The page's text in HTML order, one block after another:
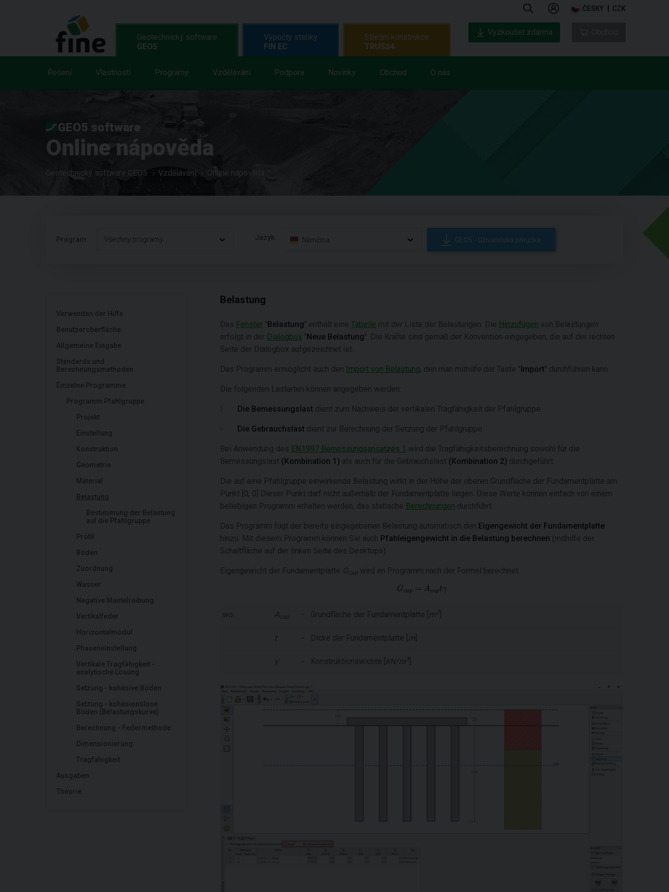
ČESKY CZK
Geotechnický software
GEO5
Řešení Vlastnosti Programy Vzdělávání Podpora Novinky Obchod O nás
Výpočty statiky
FIN EC
Střešní konstrukce
TRUSS4
Vyzkoušet zdarma
GEO5 software
Online nápověda
Geotechnický software GEO5 Vzdělávání Online nápověda
Program: Všechny programy Jazyk: Němčina GEO5 - Uživatelská příručka
Verwenden der Hilfe
Benutzeroberfläche
Allgemeine Eingabe
Standards und
Berechnungsmethoden
Einzelne Programme
Programm Pfahlgruppe
Projekt
Einstellung
Konstruktion
Geometrie
Material
Belastung
Bestimmung der Belastung
auf die Pfahlgruppe
Profil
Böden
Zuordnung
Wasser
Negative Mantelreibung
Vertikalfeder
Horizontalmodul
Phaseneinstellung
Vertikale Tragfähigkeit -
analytische Lösung
Setzung - kohäsive Böden
Setzung - kohäsionslose
Böden (Belastungskurve)
Berechnung - Federmethode
Dimensionierung
Tragfähigkeit
Ausgaben
Theorie
Belastung
Das Fenster "Belastung" enthält eine Tabelle mit der Liste der Belastungen. Die Hinzufügen von Belastungen
erfolgt in der Dialogbox "Neue Belastung". Die Kräfte sind gemäß der Konvention eingegeben, die auf der rechten
Seite der Dialogbox aufgezeichnet ist.
Das Programm ermöglicht auch den Import von Belastung, den man mithilfe der Taste "Import" durchführen kann.
Die folgenden Lastarten können angegeben werden:
Die Bemessungslast dient zum Nachweis der vertikalen Tragfähigkeit der Pfahlgruppe.
Die Gebrauchslast dient zur Berechnung der Setzung der Pfahlgruppe
Bei Anwendung des EN1997 Bemessungsansatzes 1 wird die Tragfähigkeitsberechnung sowohl für die
Bemessungslast (Kombination 1) als auch für die Gebrauchslast (Kombination 2) durchgeführt.
Die auf eine Pfahlgruppe einwirkende Belastung wirkt in der Höhe der oberen Grundfläche der Fundamentplatte am
Punkt [0; 0] Dieser Punkt darf nicht außerhalb der Fundamentplatte liegen. Diese Werte können einfach von einem
beliebigen Programm erhalten werden, das statische Berechnungen durchführt.
Das Programm fügt der bereits eingegebenen Belastung automatisch den Eigengewicht der Fundamentplatte
hinzu. Mit diesem Programm können Sie auch Pfahleigengewicht in die Belastung berechnen (mithilfe der
Schaltfläche auf der linken Seite des Desktops).
Eigengewicht der Fundamentplatte G cap wird im Programm nach der Formel berechnet:
wo: A cap - Grundfläche der Fundamentplatte [ m2
t - Dicke der Fundamentplatte [ m
γ - Konstruktionswichte [ kN/m 3